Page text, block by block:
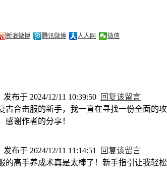
新浪微博 腾讯微博 人人网 微信
发布于 2024/12/11 10:39:50
回复该留言
古合击服的新手，我一直在寻找一份全面的
感谢作者的分享！
发布于 2024/12/11 11:14:51
回复该留言
的高手养成术真是太棒了！新手指引让我轻